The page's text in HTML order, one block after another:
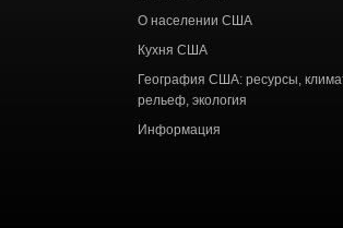
О населении США
Кухня США
География США: ресурсы,
рельеф, экология
Информация